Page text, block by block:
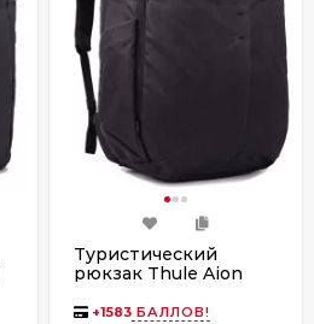
Туристический
рюкзак Thule Aion
+1583 БАЛЛОВ!